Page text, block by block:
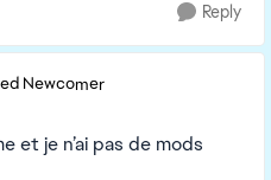
Reply
Newcomer
et je n’ai pas de mods